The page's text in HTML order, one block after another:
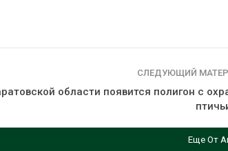
СЛЕДУЮЩИЙ
области появится полигон с
Еще От